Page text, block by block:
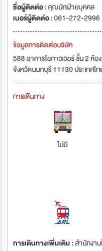
ชื่อผู้ติดต่อ :คุณนัทฝ่ายบุคคล
เบอร์ผู้ติดต่อ :061-272-2996
ข้อมูลการติดต่อบริษัท
588 อาคารโอทาวเวอร์ ชั้น 2 ห้
จังหวัดนนทบุรี 11130 ประเทศไ
การเดินทาง
ไม่มี
การเดินทางเพิ่มเติม :สำนักงา